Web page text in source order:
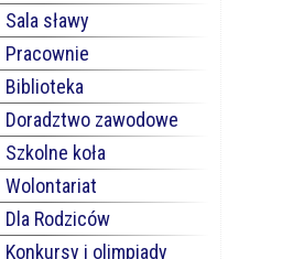
Sala sławy
Pracownie
Biblioteka
Doradztwo zawodowe
Szkolne koła
Wolontariat
Dla Rodziców
Konkursy i olimpiady